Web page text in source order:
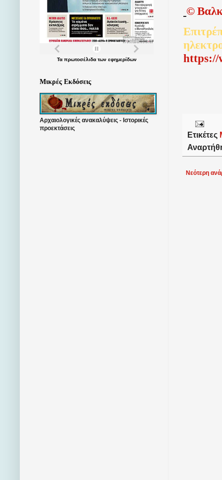
©
https://
Ετικέτες
Νεότερη
Τα πρωτοσέλιδατων εφημερίδων
Μικρές Εκδόσεις
Αρχαιολογικές ανακαλύψεις - Ιστορικές
προεκτάσεις